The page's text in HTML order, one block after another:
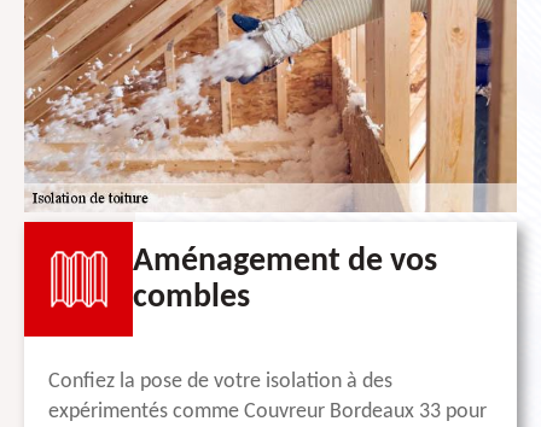
Aménagement de vos
combles
Confiez la pose de votre isolation à des
expérimentés comme Couvreur Bordeaux 33 pour